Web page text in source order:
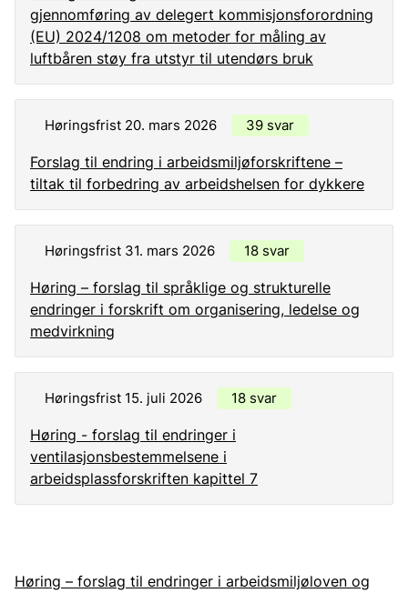
gjennomføring av delegert kommisjonsforordning
(EU) 2024/1208 om metoder for måling av
luftbåren støy fra utstyr til utendørs bruk
Høringsfrist 20. mars 2026 39 svar
Forslag til endring i arbeidsmiljøforskriftene –
tiltak til forbedring av arbeidshelsen for dykkere
Høringsfrist 31. mars 2026 18 svar
Høring – forslag til språklige og strukturelle
endringer i forskrift om organisering, ledelse og
medvirkning
Høringsfrist 15. juli 2026 18 svar
Høring - forslag til endringer i
ventilasjonsbestemmelsene i
arbeidsplassforskriften kapittel 7
Høring – forslag til endringer i arbeidsmiljøloven og